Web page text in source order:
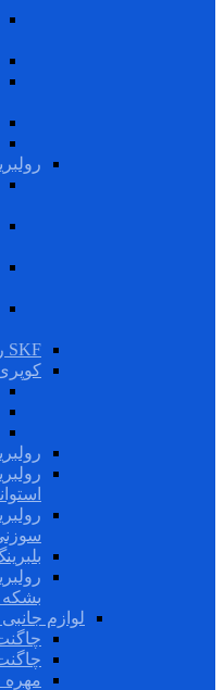
SKF رولبرینگ
بشکه
لوازم
مهره